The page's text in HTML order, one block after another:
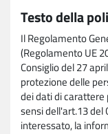
Testo della
Il Regolamento
(Regolamento UE
Consiglio del 27
protezione delle
dei dati di
sensi dell'art.13 del
interessato, la